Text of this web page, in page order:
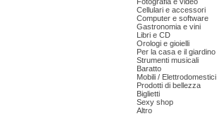
Cellulari e accessori
Computer e software
Gastronomia e vini
Libri e CD
Orologi e gioielli
Per la casa e il giardino
Strumenti musicali
Baratto
Mobili / Elettrodomestici
Prodotti di bellezza
Biglietti
Sexy shop
Altro